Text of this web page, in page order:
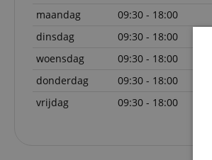
maandag
09:30 - 18:00
dinsdag
09:30 - 18:00
woensdag
09:30 - 18:00
donderdag
09:30 - 18:00
vrijdag
09:30 - 18:00